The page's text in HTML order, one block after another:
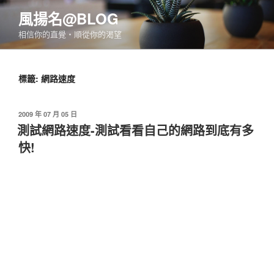
跳
要
風揚名@BLOG
相信你的直覺‧順從你的渴望
標籤: 網路速度
發
佈
於
2009 年 07 月 05 日
測試網路速度-測試看看自己的網路到底有多
快!